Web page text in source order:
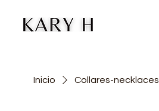
Inicio Collares-necklaces